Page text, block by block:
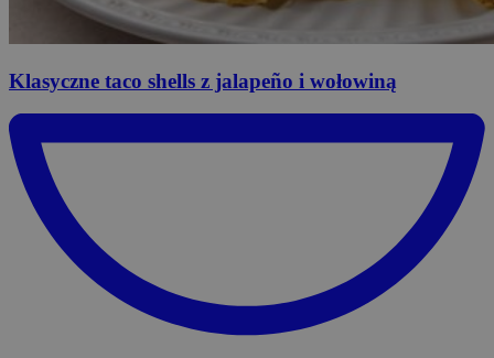
Klasyczne taco shells z jalapeño i wołowiną